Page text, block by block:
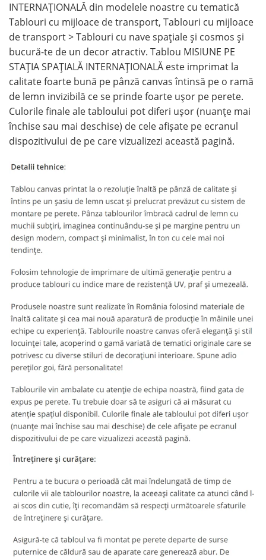
INTERNAȚIONALĂ din modelele noastre cu tematică
Tablouri cu mijloace de transport, Tablouri cu mijloace
de transport > Tablouri cu nave spaţiale şi cosmos și
bucură-te de un decor atractiv. Tablou MISIUNE PE
STAȚIA SPAȚIALĂ INTERNAȚIONALĂ este imprimat la
calitate foarte bună pe pânză canvas întinsă pe o ramă
de lemn invizibilă ce se prinde foarte ușor pe perete.
Culorile finale ale tabloului pot diferi ușor (nuanțe mai
închise sau mai deschise) de cele afișate pe ecranul
dispozitivului de pe care vizualizezi această pagină.